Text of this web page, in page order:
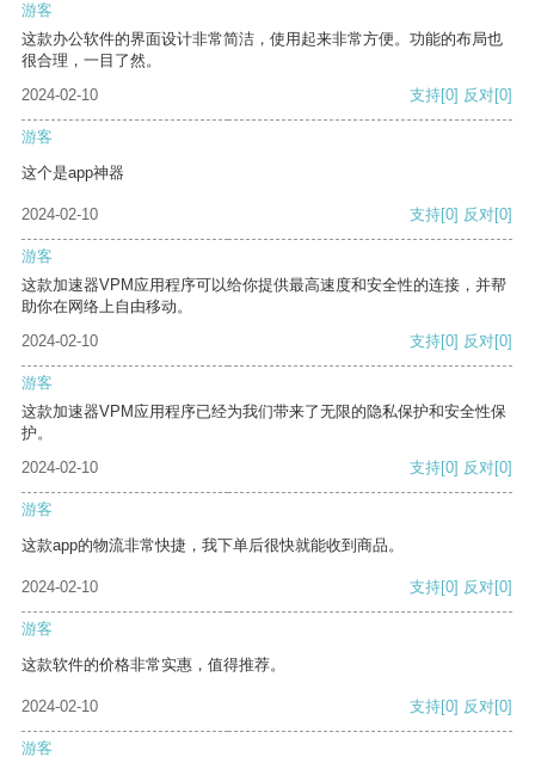
游客
这款办公软件的界面设计非常简洁，使用起来非常方便。功能的布局也
很合理，一目了然。
2024-02-10
支持[0] 反对[0]
游客
这个是app神器
2024-02-10 支持[0] 反对[0]
游客
这款加速器VPM应用程序可以给你提供最高速度和安全性的连接，并帮
助你在网络上自由移动。
2024-02-10
支持[0] 反对[0]
游客
这款加速器VPM应用程序已经为我们带来了无限的隐私保护和安全性保
护。
2024-02-10
支持[0] 反对[0]
游客
这款app的物流非常快捷，我下单后很快就能收到商品。
2024-02-10 支持[0] 反对[0]
游客
这款软件的价格非常实惠，值得推荐。
2024-02-10 支持[0] 反对[0]
游客